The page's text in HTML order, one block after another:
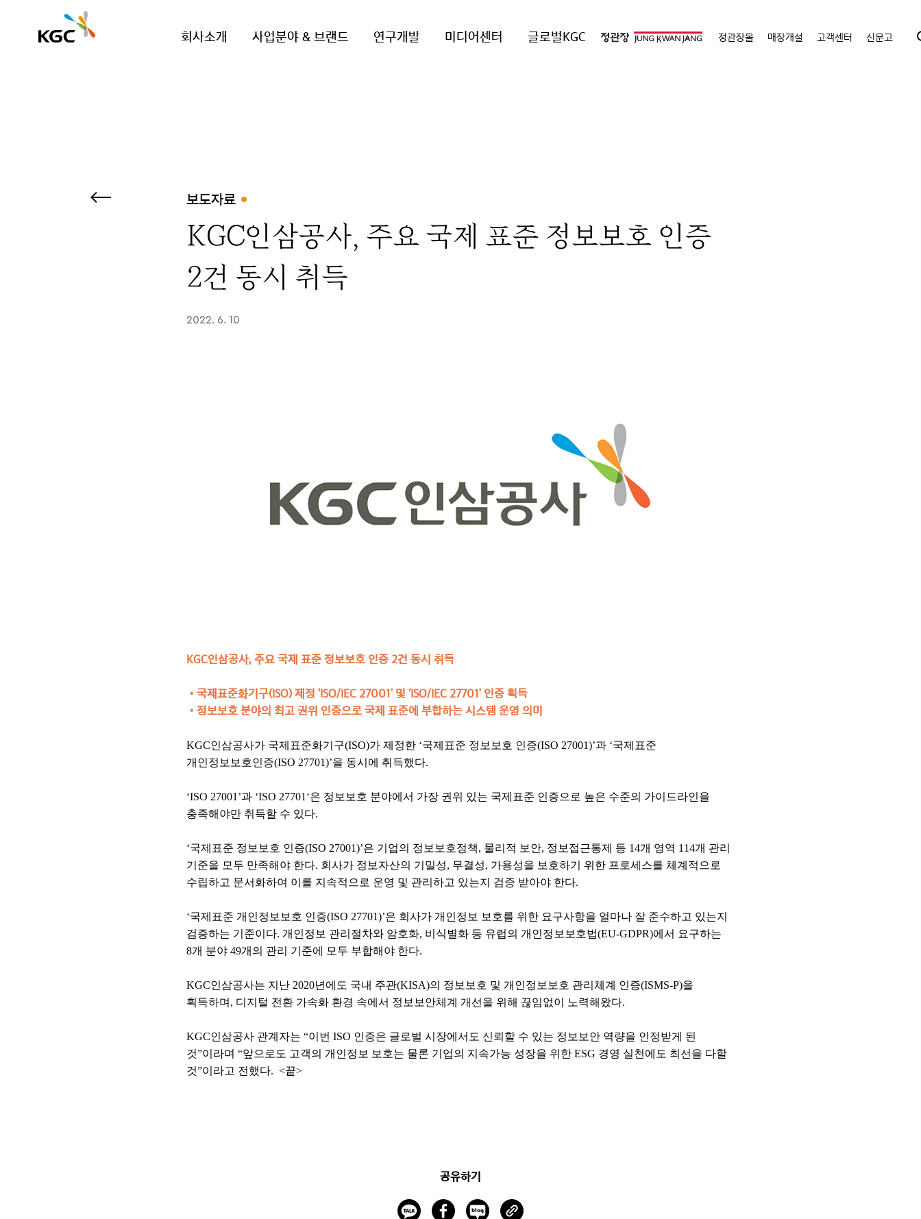
회사소개 사업분야 & 브랜드 연구개발 미디어센터 글로벌KGC 정관장몰 매장개설 고객센터 신문고
보도자료
KGC인삼공사, 주요 국제 표준 정보보호 인증
2건 동시 취득
2022. 6. 10
KGC인삼공사, 주요 국제 표준 정보보호 인증 2건 동시 취득
• 국제표준화기구(ISO) 제정 ‘ISO/IEC 27001’ 및 ‘ISO/IEC 27701’ 인증 획득
• 정보보호 분야의 최고 권위 인증으로 국제 표준에 부합하는 시스템 운영 의미
KGC인삼공사가 국제표준화기구(ISO)가 제정한 ‘국제표준 정보보호 인증(ISO 27001)’과 ‘국제표준
개인정보보호인증(ISO 27701)’을 동시에 취득했다.
‘ISO 27001’과 ‘ISO 27701‘은 정보보호 분야에서 가장 권위 있는 국제표준 인증으로 높은 수준의 가이드라인을
충족해야만 취득할 수 있다.
‘국제표준 정보보호 인증(ISO 27001)’은 기업의 정보보호정책, 물리적 보안, 정보접근통제 등 14개 영역 114개 관리
기준을 모두 만족해야 한다. 회사가 정보자산의 기밀성, 무결성, 가용성을 보호하기 위한 프로세스를 체계적으로
수립하고 문서화하여 이를 지속적으로 운영 및 관리하고 있는지 검증 받아야 한다.
‘국제표준 개인정보보호 인증(ISO 27701)’은 회사가 개인정보 보호를 위한 요구사항을 얼마나 잘 준수하고 있는지
검증하는 기준이다. 개인정보 관리절차와 암호화, 비식별화 등 유럽의 개인정보보호법(EU-GDPR)에서 요구하는
8개 분야 49개의 관리 기준에 모두 부합해야 한다.
KGC인삼공사는 지난 2020년에도 국내 주관(KISA)의 정보보호 및 개인정보보호 관리체계 인증(ISMS-P)을
획득하며, 디지털 전환 가속화 환경 속에서 정보보안체계 개선을 위해 끊임없이 노력해왔다.
KGC인삼공사 관계자는 “이번 ISO 인증은 글로벌 시장에서도 신뢰할 수 있는 정보보안 역량을 인정받게 된
것”이라며 “앞으로도 고객의 개인정보 보호는 물론 기업의 지속가능 성장을 위한 ESG 경영 실천에도 최선을 다할
것”이라고 전했다. <끝>
공유하기